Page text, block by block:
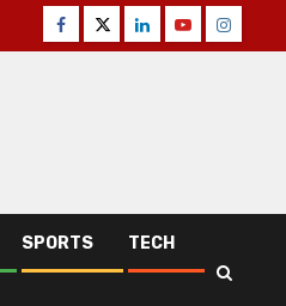
Facebook
TwitterLinkedinYoutube
SPORTS TECH